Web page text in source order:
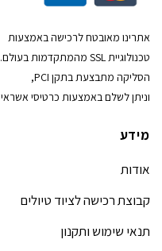
אתרינו מאובטח לרכישה באמצעות
טכנולוגיית SSL מהמתקדמות בעולם.
הסליקה מתבצעת בתקן PCI,
וניתן לשלם באמצעות כרטיסי אשראי
מידע
אודות
קבוצת רכישה לציוד טיולים
תנאי שימוש ותקנון